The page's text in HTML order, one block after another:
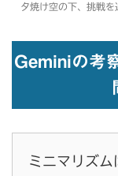
夕焼け空の下、挑戦
Geminiの考
ミニマリズ